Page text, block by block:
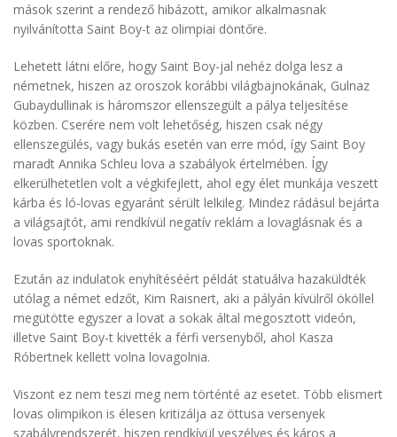
mások szerint a rendező hibázott, amikor alkalmasnak
nyilvánította Saint Boy-t az olimpiai döntőre.
Lehetett látni előre, hogy Saint Boy-jal nehéz dolga lesz a
németnek, hiszen az oroszok korábbi világbajnokának, Gulnaz
Gubaydullinak is háromszor ellenszegült a pálya teljesítése
közben. Cserére nem volt lehetőség, hiszen csak négy
ellenszegülés, vagy bukás esetén van erre mód, így Saint Boy
maradt Annika Schleu lova a szabályok értelmében. Így
elkerülhetetlen volt a végkifejlett, ahol egy élet munkája veszett
kárba és ló-lovas egyaránt sérült lelkileg. Mindez rádásul bejárta
a világsajtót, ami rendkívül negatív reklám a lovaglásnak és a
lovas sportoknak.
Ezután az indulatok enyhítéséért példát statuálva hazaküldték
utólag a német edzőt, Kim Raisnert, aki a pályán kívülről ököllel
megütötte egyszer a lovat a sokak által megosztott videón,
illetve Saint Boy-t kivették a férfi versenyből, ahol Kasza
Róbertnek kellett volna lovagolnia.
Viszont ez nem teszi meg nem történté az esetet. Több elismert
lovas olimpikon is élesen kritizálja az öttusa versenyek
szabályrendszerét, hiszen rendkívül veszélyes és káros a